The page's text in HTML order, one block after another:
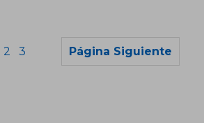
2 3 Página Siguiente